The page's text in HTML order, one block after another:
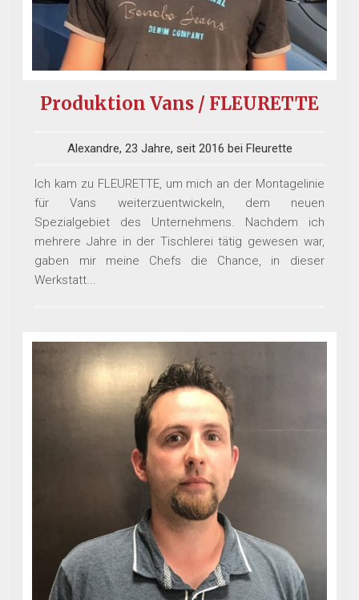
Produktion Vans / FLEURETTE
Alexandre, 23 Jahre, seit 2016 bei Fleurette
Ich kam zu FLEURETTE, um mich an der Montagelinie
für Vans weiterzuentwickeln, dem neuen
Spezialgebiet des Unternehmens. Nachdem ich
mehrere Jahre in der Tischlerei tätig gewesen war,
gaben mir meine Chefs die Chance, in dieser
Werkstatt...